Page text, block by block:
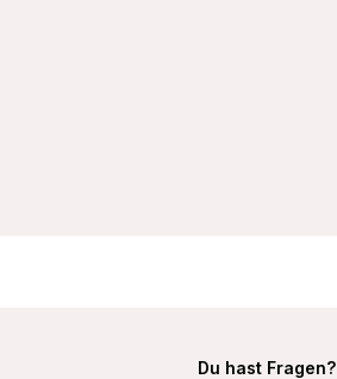
Du hast Fragen?